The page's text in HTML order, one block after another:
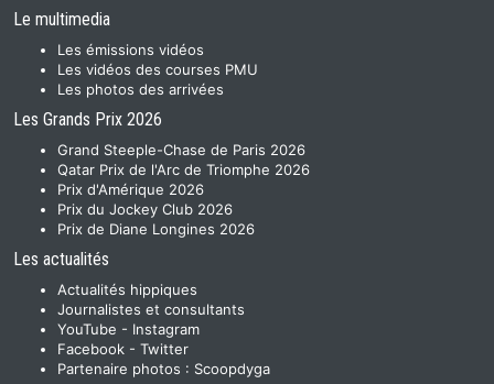
Le multimedia
Les émissions vidéos
Les vidéos des courses PMU
Les photos des arrivées
Les Grands Prix 2026
Grand Steeple-Chase de Paris 2026
Qatar Prix de l'Arc de Triomphe 2026
Prix d'Amérique 2026
Prix du Jockey Club 2026
Prix de Diane Longines 2026
Les actualités
Actualités hippiques
Journalistes et consultants
YouTube - Instagram
Facebook - Twitter
Partenaire photos : Scoopdyga